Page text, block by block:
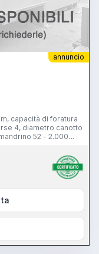
annuncio
capacità di foratura
4, diametro canotto
52 - 2.000
con cubo